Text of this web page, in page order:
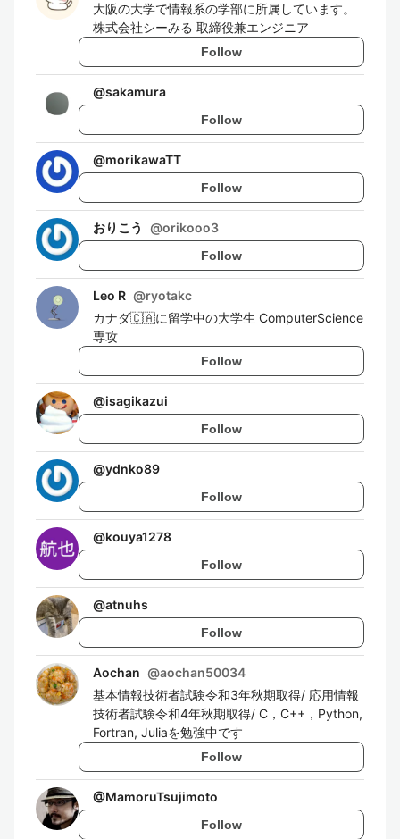
大阪の大学で情報系の学部に所属しています。
株式会社シーみる 取締役兼エンジニア
Follow
@sakamura
Follow
@morikawaTT
Follow
おりこう @orikooo3
Follow
Leo R @ryotakc
カナダ🇨🇦に留学中の大学生 ComputerScience
専攻
Follow
@isagikazui
Follow
@ydnko89
Follow
@kouya1278
Follow
@atnuhs
Follow
Aochan @aochan50034
基本情報技術者試験令和3年秋期取得/ 応用情報
技術者試験令和4年秋期取得/ C，C++，Python,
Fortran, Juliaを勉強中です
Follow
@MamoruTsujimoto
Follow